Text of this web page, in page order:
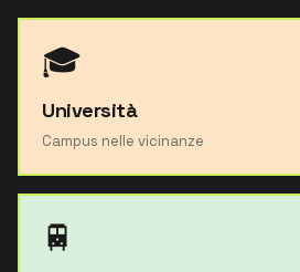
🎓
Università
Campus nelle vicinanze
🚆